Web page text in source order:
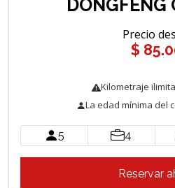
DONGFENG
Precio
$
Kilometraje
La edad mínima del
5 4
Reservar